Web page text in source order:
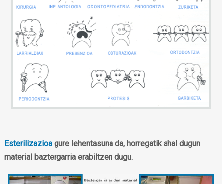
Esterilizazioagure lehentasuna da, horregatik ahal dugun
material baztergarria erabiltzen dugu.